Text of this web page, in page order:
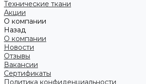
Технические ткани
Акции
О компании
Назад
О компании
Новости
Отзывы
Вакансии
Сертификаты
Политика конфиденциальности